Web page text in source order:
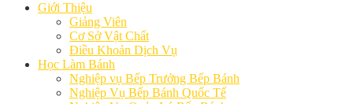
Giới Thiệu
Giảng Viên
Cơ Sở Vật Chất
Điều Khoản Dịch Vụ
Học Làm Bánh
Nghiệp vụ Bếp Trưởng Bếp Bánh
Nghiệp Vụ Bếp Bánh Quốc Tế